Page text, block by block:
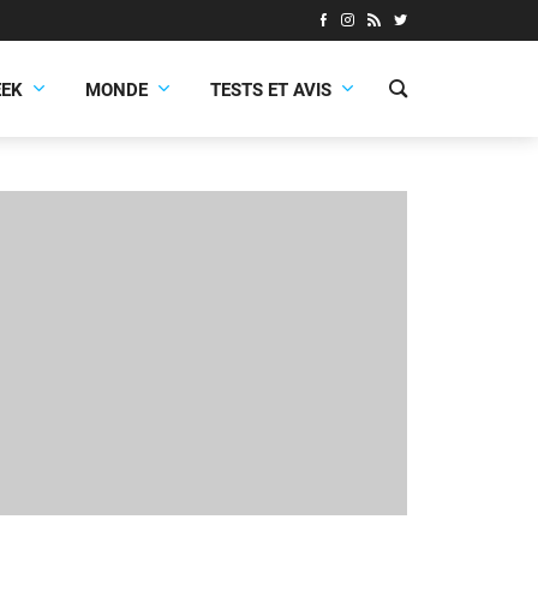
MONDE TESTS ET AVIS